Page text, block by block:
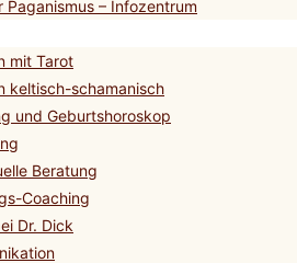
Paganismus – Infozentrum
mit Tarot
keltisch-schamanisch
und Geburtshoroskop
Beratung
Coaching
Dr. Dick